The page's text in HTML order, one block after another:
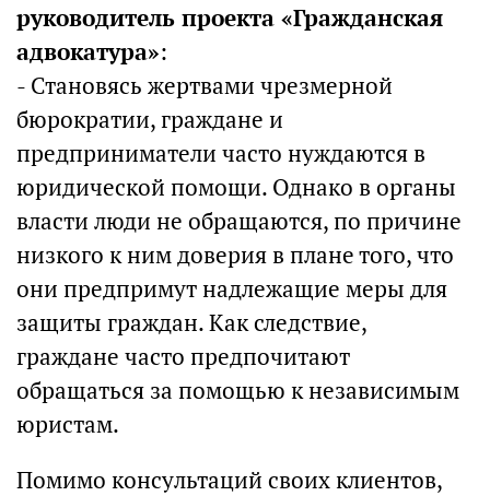
руководитель проекта «Гражданская
адвокатура»:
- Становясь жертвами чрезмерной
бюрократии, граждане и
предприниматели часто нуждаются в
юридической помощи. Однако в органы
власти люди не обращаются, по причине
низкого к ним доверия в плане того, что
они предпримут надлежащие меры для
защиты граждан. Как следствие,
граждане часто предпочитают
обращаться за помощью к независимым
юристам.
Помимо консультаций своих клиентов,